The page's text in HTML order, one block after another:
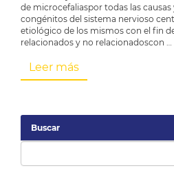
de microcefaliaspor todas las
congénitos del sistema nervioso
etiológico de los mismos con el fin
relacionados y no relacionadoscon …
Leer más
Buscar